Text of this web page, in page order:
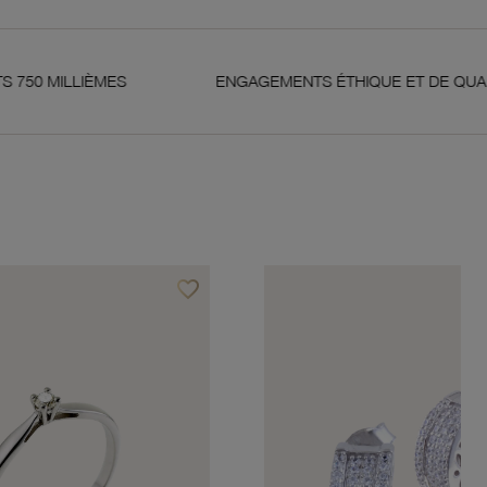
ENGAGEMENTS ÉTHIQUE ET DE QUALITÉ
favorite_borderAjouter à vos favoris